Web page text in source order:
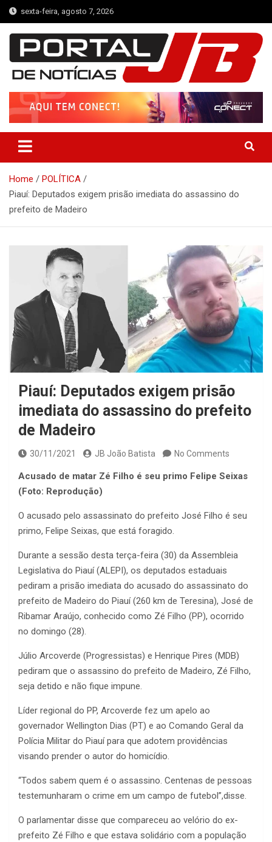
Skip
to
content
sexta-feira, agosto 7, 2026
Portal de Notícias JB
Notícias de Simplício Mendes e Região
Home
POLÍTICA
Piauí: Deputados exigem prisão imediata do assassino do
prefeito de Madeiro
Piauí: Deputados exigem prisão
imediata do assassino do prefeito
de Madeiro
30/11/2021 JB João Batista No Comments
Acusado de matar Zé Filho é seu primo Felipe Seixas
(Foto: Reprodução)
O acusado pelo assassinato do prefeito José Filho é seu
primo, Felipe Seixas, que está foragido.
Durante a sessão desta terça-feira (30) da Assembleia
Legislativa do Piauí (ALEPI), os deputados estaduais
pediram a prisão imediata do acusado do assassinato do
prefeito de Madeiro do Piauí (260 km de Teresina), José de
Ribamar Araújo, conhecido como Zé Filho (PP), ocorrido
no domingo (28).
Júlio Arcoverde (Progressistas) e Henrique Pires (MDB)
pediram que o assassino do prefeito de Madeiro, Zé Filho,
seja detido e não fique impune.
Líder regional do PP, Arcoverde fez um apelo ao
governador Wellington Dias (PT) e ao Comando Geral da
Polícia Militar do Piauí para que adotem providências
visando prender o autor do homicídio.
“Todos sabem quem é o assassino. Centenas de pessoas
testemunharam o crime em um campo de futebol”,disse.
O parlamentar disse que compareceu ao velório do ex-
prefeito Zé Filho e que estava solidário com a população